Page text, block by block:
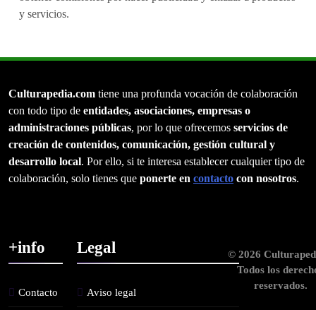
y servicios.
Culturapedia.com tiene una profunda vocación de colaboración
con todo tipo de entidades, asociaciones, empresas o
administraciones públicas, por lo que ofrecemos servicios de
creación de contenidos, comunicación, gestión cultural y
desarrollo local. Por ello, si te interesa establecer cualquier tipo de
colaboración, solo tienes que ponerte en contacto con nosotros.
+info
Contacto
Legal
Aviso legal
© 2026
Todos los
reservados.